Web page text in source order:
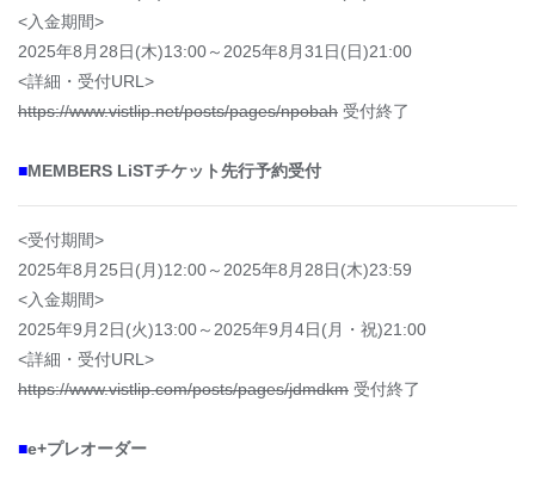
<入金期間>
2025年8月28日(木)13:00～2025年8月31日(日)21:00
<詳細・受付URL>
https://www.vistlip.net/posts/pages/npobah 受付終了
■MEMBERS LiSTチケット先行予約受付
<受付期間>
2025年8月25日(月)12:00～2025年8月28日(木)23:59
<入金期間>
2025年9月2日(火)13:00～2025年9月4日(月・祝)21:00
<詳細・受付URL>
https://www.vistlip.com/posts/pages/jdmdkm 受付終了
■e+プレオーダー